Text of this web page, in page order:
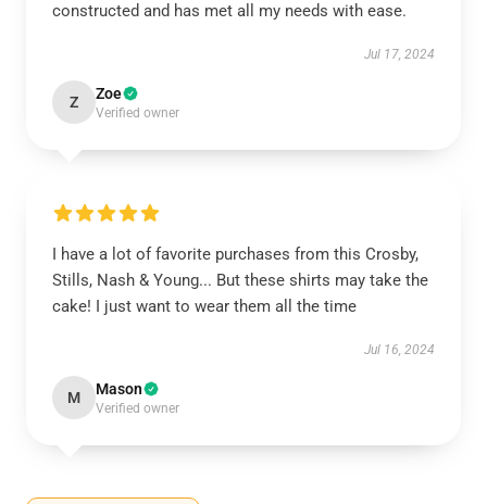
constructed and has met all my needs with ease.
Jul 17, 2024
Z Zoe
Verified owner
I have a lot of favorite purchases from this Crosby,
Stills, Nash & Young... But these shirts may take the
cake! I just want to wear them all the time
Jul 16, 2024
M Mason
Verified owner